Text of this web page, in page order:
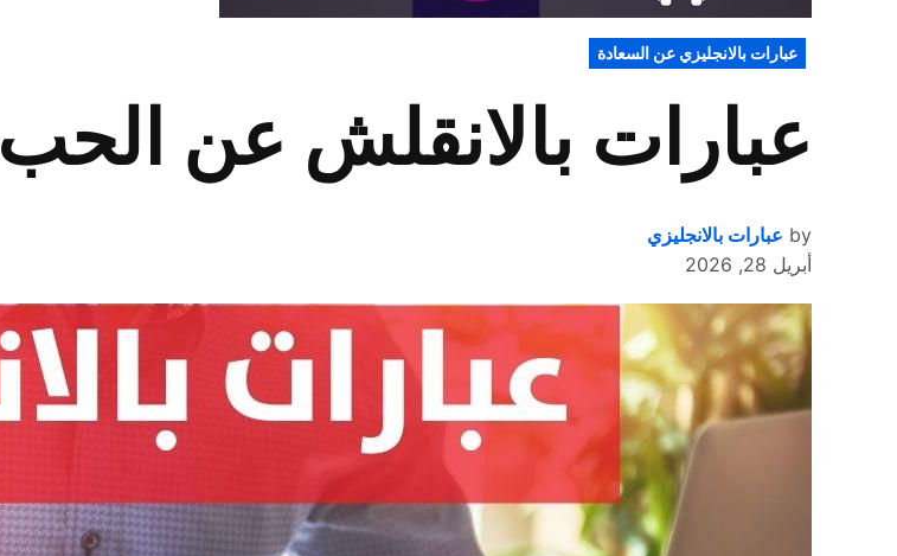
POSTED
IN
عبارات بالانجليزي عن السعادة
عبارات بالانقلش عن الحب
by عبارات بالانجليزي
أبريل 28, 2026